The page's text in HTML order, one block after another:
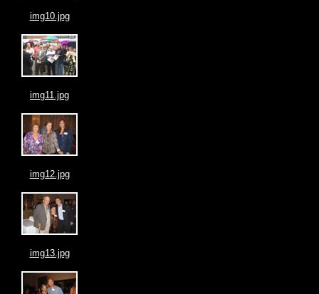
img10.jpg
img11.jpg
img12.jpg
img13.jpg